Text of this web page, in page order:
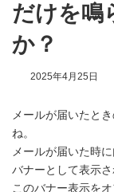
だけを鳴
か？
2025年4月25日
メールが届いたと
ね。
メールが届いた時
バナーとして表示さ
このバナー表示を